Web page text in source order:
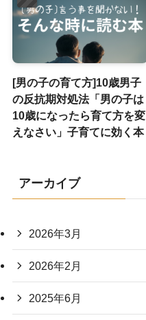
[男の子の育て方]10歳男子
の反抗期対処法「男の子は
10歳になったら育て方を変
えなさい」子育てに効く本
アーカイブ
2026年3月
2026年2月
2025年6月